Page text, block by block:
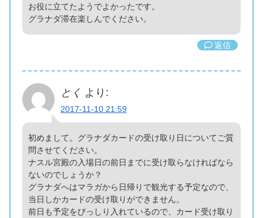
お役に立てたようでよかったです。
グラナダ滞在楽しんでください。
返信
とく より:
2017-11-10 21:59
初めまして。グラナダカードの受け取り日についてご質
問させてください。
ナスル宮殿の入場日の前日までに受け取らなければなら
ないのでしょうか？
グラナダへはマラガから日帰りで観光する予定なので、
当日しかカードの受け取りができません。
前日も予定をびっしり入れているので、カード受け取り